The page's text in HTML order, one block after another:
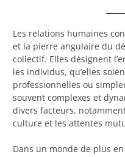
Les relations humaines
et la pierre angulaire du
collectif. Elles désignent
les individus, qu’elles
professionnelles ou
souvent complexes et
divers facteurs,
culture et les attentes
Dans un monde de plus